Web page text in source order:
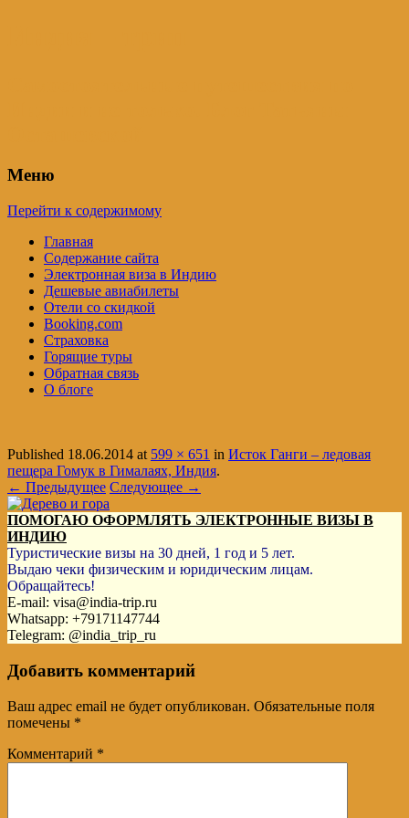
Меню
Перейти к содержимому
Главная
Содержание сайта
Электронная виза в Индию
Дешевые авиабилеты
Отели со скидкой
Booking.com
Страховка
Горящие туры
Обратная связь
О блоге
Published 18.06.2014 at 599 × 651 in Исток Ганги – ледовая
пещера Гомук в Гималаях, Индия.
← Предыдущее Следующее →
ПОМОГАЮ ОФОРМЛЯТЬ ЭЛЕКТРОННЫЕ ВИЗЫ В
ИНДИЮ
Туристические визы на 30 дней, 1 год и 5 лет.
Выдаю чеки физическим и юридическим лицам.
Обращайтесь!
E-mail: visa@india-trip.ru
Whatsapp: +79171147744
Telegram: @india_trip_ru
Добавить комментарий
Ваш адрес email не будет опубликован. Обязательные поля
помечены *
Комментарий *